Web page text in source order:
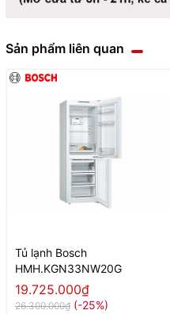
Sản phẩm liên quan
Tủ lạnh Bosch
HMH.KGN33NW20G
19.725.000₫
26.300.000₫ (-25%)